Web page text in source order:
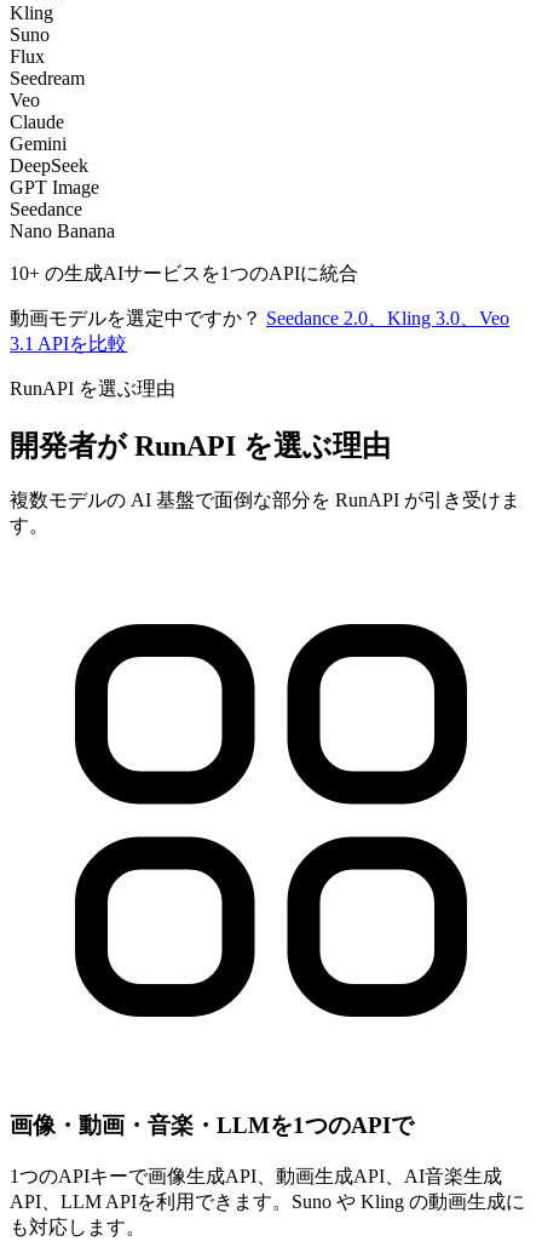
Kling
Suno
Flux
Seedream
Veo
Claude
Gemini
DeepSeek
GPT Image
Seedance
Nano Banana
10+ の生成AIサービスを1つのAPIに統合
動画モデルを選定中ですか？ Seedance 2.0、Kling 3.0、Veo
3.1 APIを比較
RunAPI を選ぶ理由
開発者が RunAPI を選ぶ理由
複数モデルの AI 基盤で面倒な部分を RunAPI が引き受けま
す。
画像・動画・音楽・LLMを1つのAPIで
1つのAPIキーで画像生成API、動画生成API、AI音楽生成
API、LLM APIを利用できます。Suno や Kling の動画生成に
も対応します。